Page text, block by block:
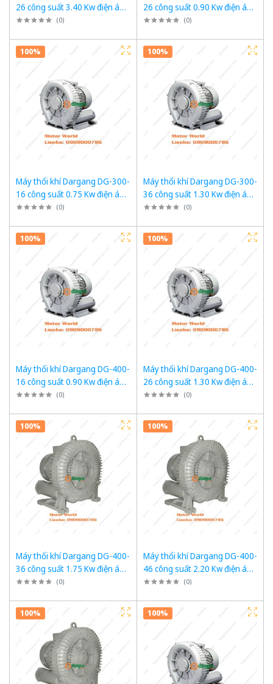
26 công suất 3.40 Kw điện áp
3 pha 380VAC, 50Hz
(0)
26 công suất 0.90 Kw điện áp
3 pha 380VAC, 50Hz
(0)
100%
Máy thổi khí Dargang DG-300-
16 công suất 0.75 Kw điện áp
3 pha 380VAC, 50Hz
(0)
100%
Máy thổi khí Dargang DG-300-
36 công suất 1.30 Kw điện áp
3 pha 380VAC, 50Hz
(0)
100%
Máy thổi khí Dargang DG-400-
16 công suất 0.90 Kw điện áp
3 pha 380VAC, 50Hz
(0)
100%
Máy thổi khí Dargang DG-400-
26 công suất 1.30 Kw điện áp
3 pha 380VAC, 50Hz
(0)
100%
Máy thổi khí Dargang DG-400-
36 công suất 1.75 Kw điện áp
3 pha 380VAC, 50Hz
(0)
100%
Máy thổi khí Dargang DG-400-
46 công suất 2.20 Kw điện áp
3 pha 380VAC, 50Hz
(0)
100% 100%